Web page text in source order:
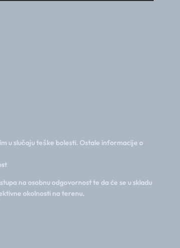
u slučaju teške bolesti. Ostale informacije o
na osobnu odgovornost te da će se u skladu
okolnosti na terenu.